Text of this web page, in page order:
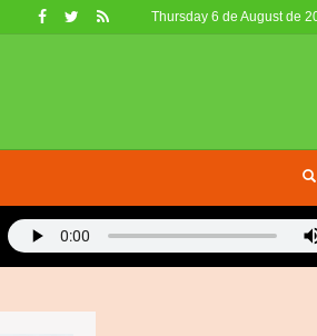
Thursday 6 de August de
viviendas de haitianos